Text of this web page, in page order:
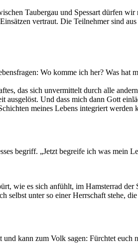
Taubergau und Spessart dürfen wir
vertraut. Die Teilnehmer sind
Wo komme ich her? Was hat
das sich unvermittelt durch alle
Und dass mich dann Gott
meines Lebens integriert
begriff. „Jetzt begreife ich was mein
wie es sich anfühlt, im Hamsterrad
unter so einer Herrschaft stehe,
kann zum Volk sagen: Fürchtet